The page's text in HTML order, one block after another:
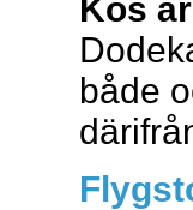
Kos
både